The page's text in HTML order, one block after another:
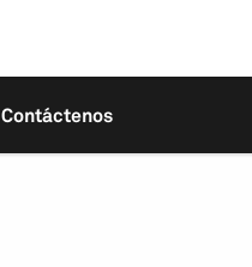
Contáctenos